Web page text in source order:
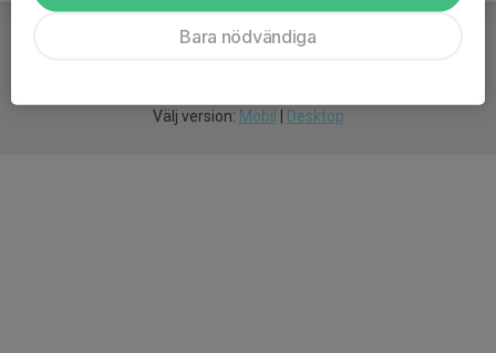
Välj version: Mobil Desktop
Bara nödvändiga